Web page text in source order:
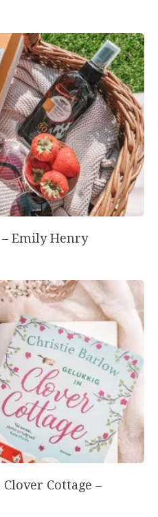
– Emily Henry
Cottage –